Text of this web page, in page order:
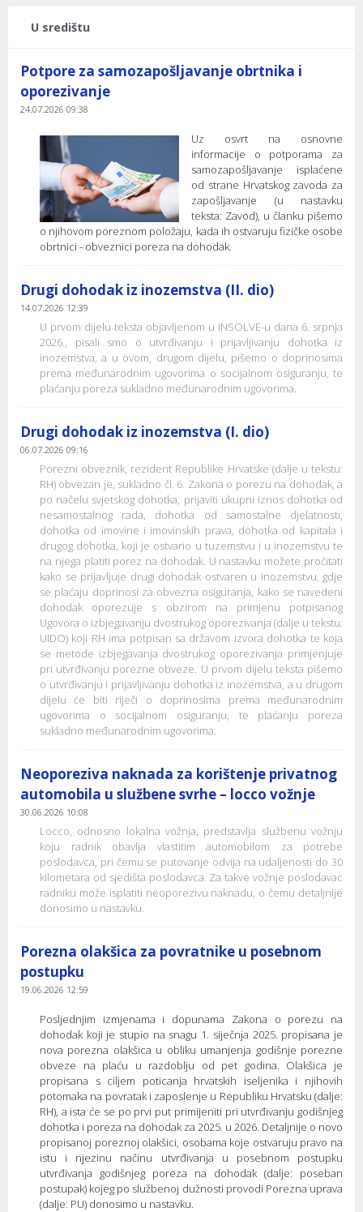
U središtu
Potpore za samozapošljavanje obrtnika i
oporezivanje
24.07.2026 09:38
Uz osvrt na osnovne
informacije o potporama za
samozapošljavanje isplaćene
od strane Hrvatskog zavoda za
zapošljavanje (u nastavku
teksta: Zavod), u članku pišemo
o njihovom poreznom položaju, kada ih ostvaruju fizičke osobe
obrtnici - obveznici poreza na dohodak.
Drugi dohodak iz inozemstva (II. dio)
14.07.2026 12:39
U prvom dijelu teksta objavljenom u INSOLVE-u dana 6. srpnja
2026., pisali smo o utvrđivanju i prijavljivanju dohotka iz
inozemstva, a u ovom, drugom dijelu, pišemo o doprinosima
prema međunarodnim ugovorima o socijalnom osiguranju, te
plaćanju poreza sukladno međunarodnim ugovorima.
Drugi dohodak iz inozemstva (I. dio)
06.07.2026 09:16
Porezni obveznik, rezident Republike Hrvatske (dalje u tekstu:
RH) obvezan je, sukladno čl. 6. Zakona o porezu na dohodak, a
po načelu svjetskog dohotka, prijaviti ukupni iznos dohotka od
nesamostalnog rada, dohotka od samostalne djelatnosti,
dohotka od imovine i imovinskih prava, dohotka od kapitala i
drugog dohotka, koji je ostvario u tuzemstvu i u inozemstvu te
na njega platiti porez na dohodak. U nastavku možete pročitati
kako se prijavljuje drugi dohodak ostvaren u inozemstvu, gdje
se plaćaju doprinosi za obvezna osiguranja, kako se navedeni
dohodak oporezuje s obzirom na primjenu potpisanog
Ugovora o izbjegavanju dvostrukog oporezivanja (dalje u tekstu:
UIDO) koji RH ima potpisan sa državom izvora dohotka te koja
se metode izbjegavanja dvostrukog oporezivanja primjenjuje
pri utvrđivanju porezne obveze. U prvom dijelu teksta pišemo
o utvrđivanju i prijavljivanju dohotka iz inozemstva, a u drugom
dijelu će biti riječi o doprinosima prema međunarodnim
ugovorima o socijalnom osiguranju, te plaćanju poreza
sukladno međunarodnim ugovorima.
Neoporeziva naknada za korištenje privatnog
automobila u službene svrhe – locco vožnje
30.06.2026 10:08
Locco, odnosno lokalna vožnja, predstavlja službenu vožnju
koju radnik obavlja vlastitim automobilom za potrebe
poslodavca, pri čemu se putovanje odvija na udaljenosti do 30
kilometara od sjedišta poslodavca. Za takve vožnje poslodavac
radniku može isplatiti neoporezivu naknadu, o čemu detaljnije
donosimo u nastavku.
Porezna olakšica za povratnike u posebnom
postupku
19.06.2026 12:59
Posljednjim izmjenama i dopunama Zakona o porezu na
dohodak koji je stupio na snagu 1. siječnja 2025. propisana je
nova porezna olakšica u obliku umanjenja godišnje porezne
obveze na plaću u razdoblju od pet godina. Olakšica je
propisana s ciljem poticanja hrvatskih iseljenika i njihovih
potomaka na povratak i zaposlenje u Republiku Hrvatsku (dalje:
RH), a ista će se po prvi put primijeniti pri utvrđivanju godišnjeg
dohotka i poreza na dohodak za 2025. u 2026. Detaljnije o novo
propisanoj poreznoj olakšici, osobama koje ostvaruju pravo na
istu i njezinu načinu utvrđivanja u posebnom postupku
utvrđivanja godišnjeg poreza na dohodak (dalje: poseban
postupak) kojeg po službenoj dužnosti provodi Porezna uprava
(dalje: PU) donosimo u nastavku.